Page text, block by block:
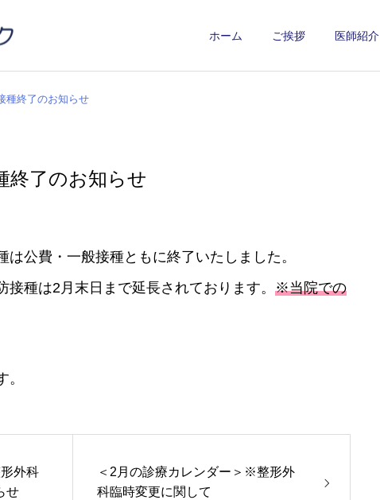
ホーム ご挨拶 医師紹介
種終了のお知らせ
終了のお知らせ
公費・一般接種ともに終了いたしました。
種は2月末日まで延長されております。 ※当院での
外科
せ
＜2月の診療カレンダー＞※整形外
科臨時変更に関して